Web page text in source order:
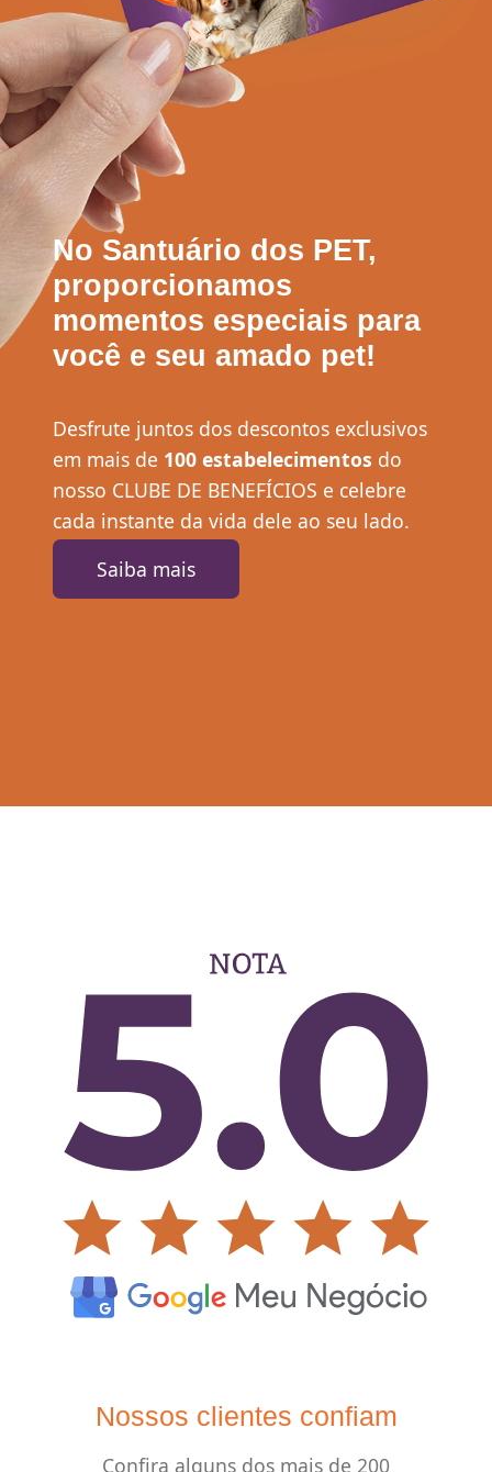
No Santuário dos PET,
proporcionamos
momentos especiais para
você e seu amado pet!
Desfrute juntos dos descontos exclusivos
em mais de 100 estabelecimentos do
nosso CLUBE DE BENEFÍCIOS e celebre
cada instante da vida dele ao seu lado.
Saiba mais
Nossos clientes confiam
Confira alguns dos mais de 200